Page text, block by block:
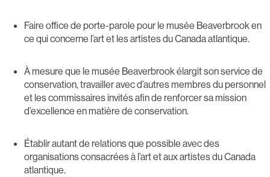
Faire office de porte-parole pour le musée Beaverbrook en
ce qui concerne l’art et les artistes du Canada atlantique.
À mesure que le musée Beaverbrook élargit son service de
conservation, travailler avec d’autres membres du personnel
et les commissaires invités afin de renforcer sa mission
d’excellence en matière de conservation.
Établir autant de relations que possible avec des
organisations consacrées à l’art et aux artistes du Canada
atlantique.